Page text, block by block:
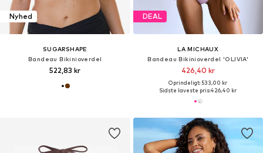
Nyhed
SUGARSHAPE
Bandeau Bikinioverdel
522,83 kr
DEAL
LA MICHAUX
Bandeau Bikinioverdel 'OLIVIA'
426,40 kr
Oprindeligt: 533,00 kr
Sidste laveste pris:426,40 kr